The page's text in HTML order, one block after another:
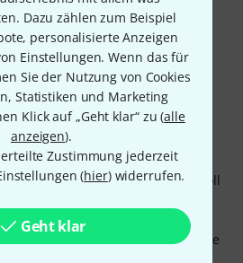
Dazu zählen zum Beispiel
personalisierte Anzeigen
Einstellungen. Wenn das für
Sie der Nutzung von Cookies
Statistiken und Marketing
Klick auf „Geht klar“ zu (alle
anzeigen).
Zustimmung jederzeit
(hier) widerrufen.
Geht klar
mein Dackel) 25.02.2026
„Tubarolli“ von Gard Bags
mir gerungen ob das Teil sinnvoll
Ernesta (B Tuba) die nächste
mein Entschluss fest. Ich musste